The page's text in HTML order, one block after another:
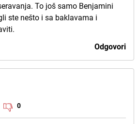
To još samo Benjamini
ste nešto i sa baklavama i
Odgovori
0